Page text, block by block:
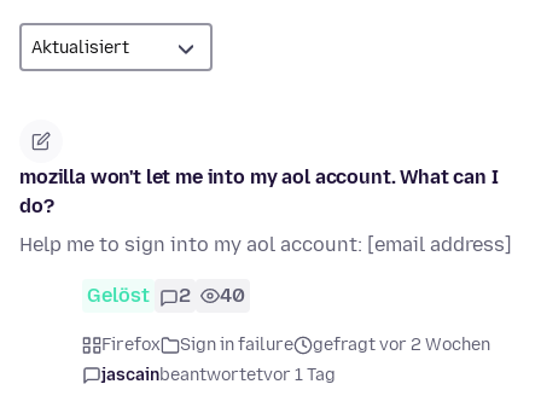
mozilla won't let me into my aol account. What can I
do?
Help me to sign into my aol account: [email address]
Gelöst 2 40
Firefox Sign in failure
gefragt vor 2 Wochen
jascainbeantwortetvor 1 Tag